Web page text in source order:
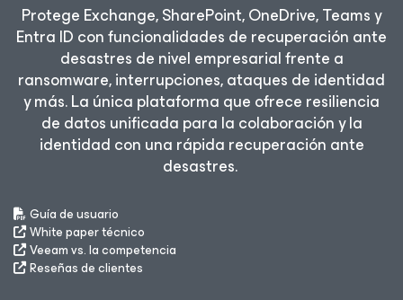
Protege Exchange, SharePoint, OneDrive, Teams y
Entra ID con funcionalidades de recuperación ante
desastres de nivel empresarial frente a
ransomware, interrupciones, ataques de identidad
y más. La única plataforma que ofrece resiliencia
de datos unificada para la colaboración y la
identidad con una rápida recuperación ante
desastres.
Guía de usuario
White paper técnico
Veeam vs. la competencia
Reseñas de clientes